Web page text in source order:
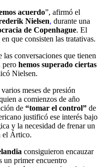
acuerdo”, afirmó el
Nielsen, durante una
de Copenhague. El
que consisten las tratativas.
conversaciones que tienen
pero hemos superado ciertas
Nielsen.
meses de presión
a comienzos de año
de “tomar el control” de
justificó ese interés bajo
y la necesidad de frenar un
el Ártico.
consiguieron encauzar
un primer encuentro